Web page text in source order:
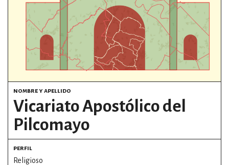
plan del terror
consumo ilustrado
surti impreso
nombre y apellido
Vicariato Apostólico del
Pilcomayo
perfil
Religioso